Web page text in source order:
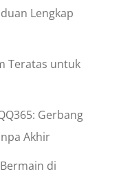
Lengkap
Teratas untuk
Gerbang
Akhir
di